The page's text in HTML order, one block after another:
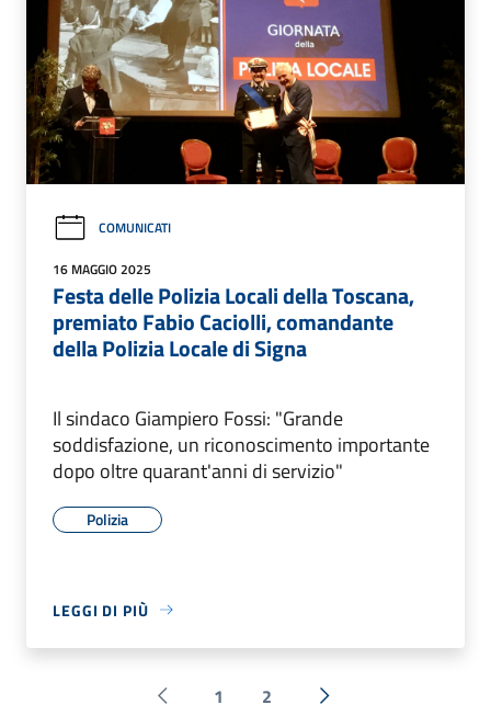
COMUNICATI
16 MAGGIO 2025
Festa delle Polizia Locali della Toscana,
premiato Fabio Caciolli, comandante
della Polizia Locale di Signa
Il sindaco Giampiero Fossi: "Grande
soddisfazione, un riconoscimento importante
dopo oltre quarant'anni di servizio"
Polizia
LEGGI DI PIÙ
Pagina precedente
1 2 Successiva »